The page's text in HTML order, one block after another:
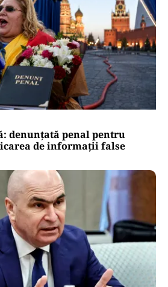
denunțată penal pentru
de informații false